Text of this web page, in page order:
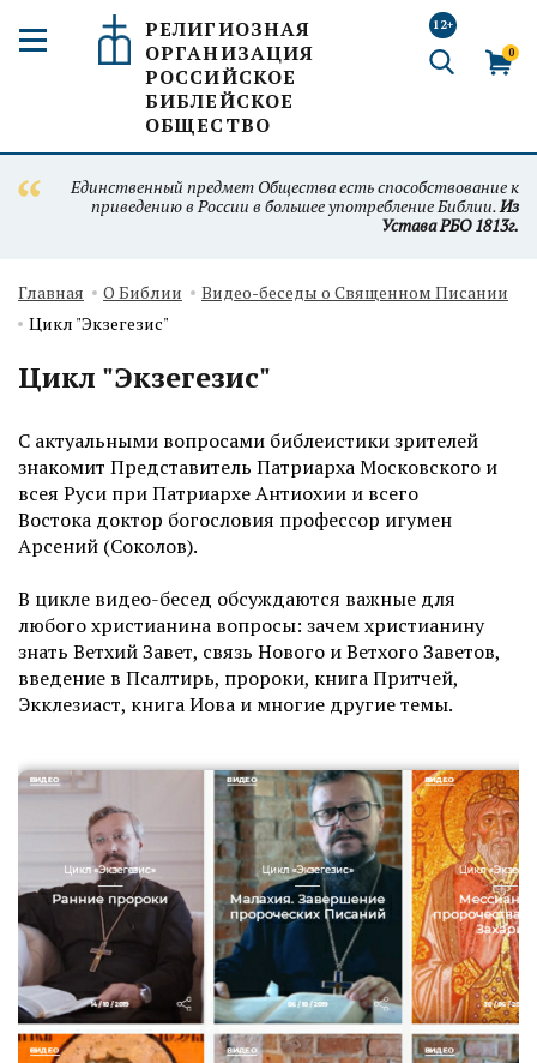
РЕЛИГИОЗНАЯ
ОРГАНИЗАЦИЯ
РОССИЙСКОЕ
БИБЛЕЙСКОЕ
ОБЩЕСТВО
12+
0
Единственный предмет Общества есть способствование к
приведению в России в большее употребление Библии.Из
Устава РБО 1813г.
Главная О Библии
Видео-беседы о Священном Писании
Цикл "Экзегезис"
Цикл "Экзегезис"
С актуальными вопросами библеистики зрителей
знакомит Представитель Патриарха Московского и
всея Руси при Патриархе Антиохии и всего
Востока доктор богословия профессор игумен
Арсений (Соколов).
В цикле видео-бесед обсуждаются важные для
любого христианина вопросы: зачем христианину
знать Ветхий Завет, связь Нового и Ветхого Заветов,
введение в Псалтирь, пророки, книга Притчей,
Экклезиаст, книга Иова и многие другие темы.